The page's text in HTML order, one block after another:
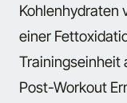
Kohlenhydraten
einer
Trainingseinheit
Post-Workout